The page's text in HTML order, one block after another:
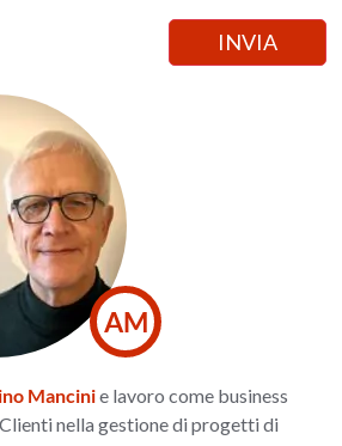
AM
Mancinie lavoro come business
nella gestione di progetti di